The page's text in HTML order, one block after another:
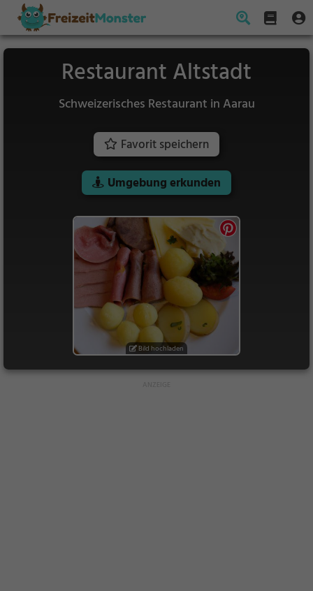
Restaurant Altstadt
Schweizerisches Restaurant in Aarau
Favorit speichern
Umgebung erkunden
Bild hochladen